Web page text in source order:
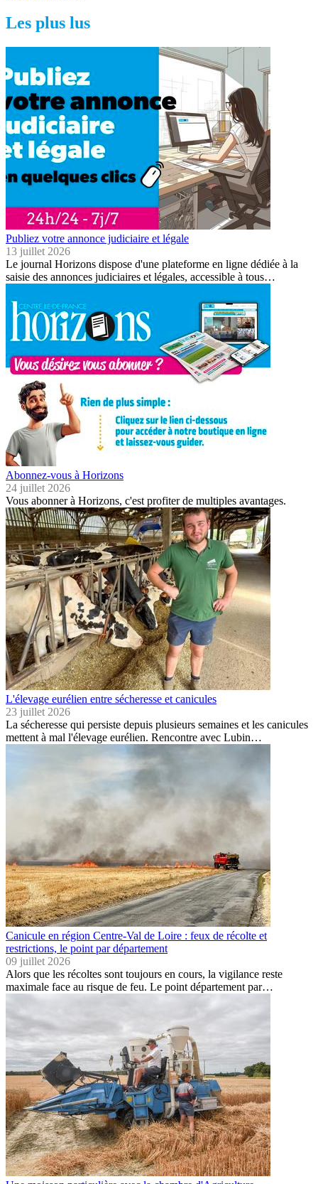
Les plus lus
Publiez votre annonce judiciaire et légale
13 juillet 2026
Le journal Horizons dispose d'une plateforme en ligne dédiée à la
saisie des annonces judiciaires et légales, accessible à tous…
Abonnez-vous à Horizons
24 juillet 2026
Vous abonner à Horizons, c'est profiter de multiples avantages.
L'élevage eurélien entre sécheresse et canicules
23 juillet 2026
La sécheresse qui persiste depuis plusieurs semaines et les canicules
mettent à mal l'élevage eurélien. Rencontre avec Lubin…
Canicule en région Centre-Val de Loire : feux de récolte et
restrictions, le point par département
09 juillet 2026
Alors que les récoltes sont toujours en cours, la vigilance reste
maximale face au risque de feu. Le point département par…